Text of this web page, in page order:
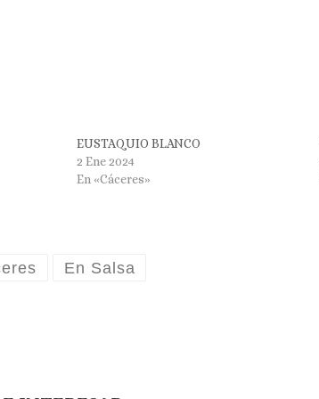
EUSTAQUIO BLANCO
2 Ene 2024
En «Cáceres»
En Salsa